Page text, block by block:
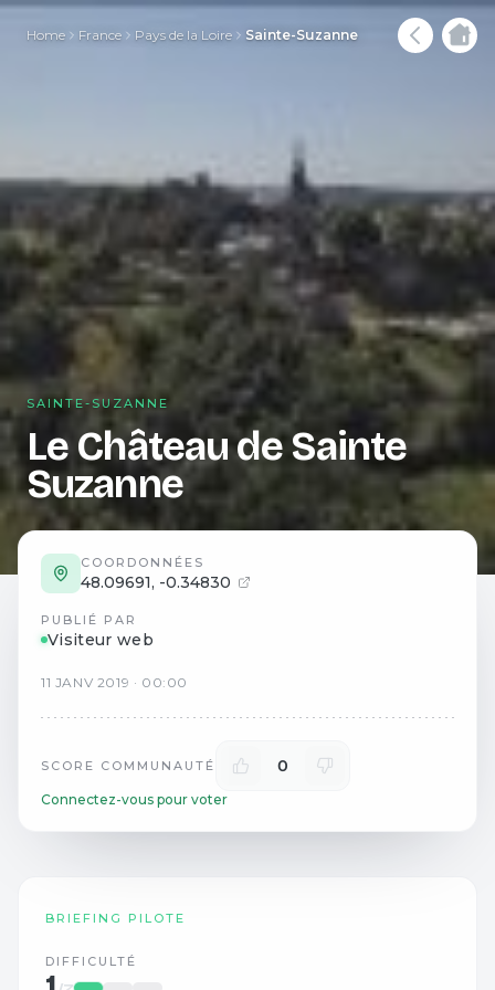
Home France Pays de la Loire Sainte-Suzanne
SAINTE-SUZANNE
Le Château de Sainte
Suzanne
COORDONNÉES
48.09691, -0.34830
PUBLIÉ PAR
Visiteur web
11 JANV 2019 · 00:00
SCORE COMMUNAUTÉ 0
Connectez-vous pour voter
BRIEFING PILOTE
DIFFICULTÉ